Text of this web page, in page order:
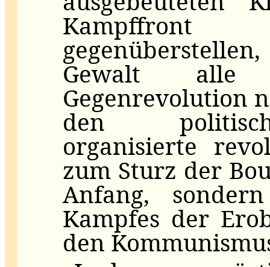
Kampffront
Gewalt alle
Gegenrevolution
den
organisierte
zum Sturz der
Anfang,
Kampfes der
den